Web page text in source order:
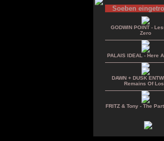
Soeben
GODWIN POINT -
Zero
PALAIS IDEAL - Here
DAWN + DUSK
Remains Of
FRITZ & Tony - The